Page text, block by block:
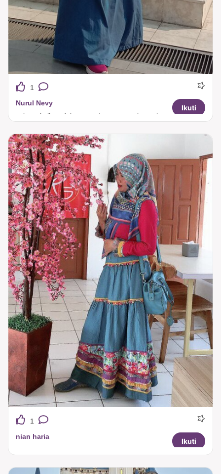
1
Nurul Nevy
Ikuti
1
nian haria
Ikuti